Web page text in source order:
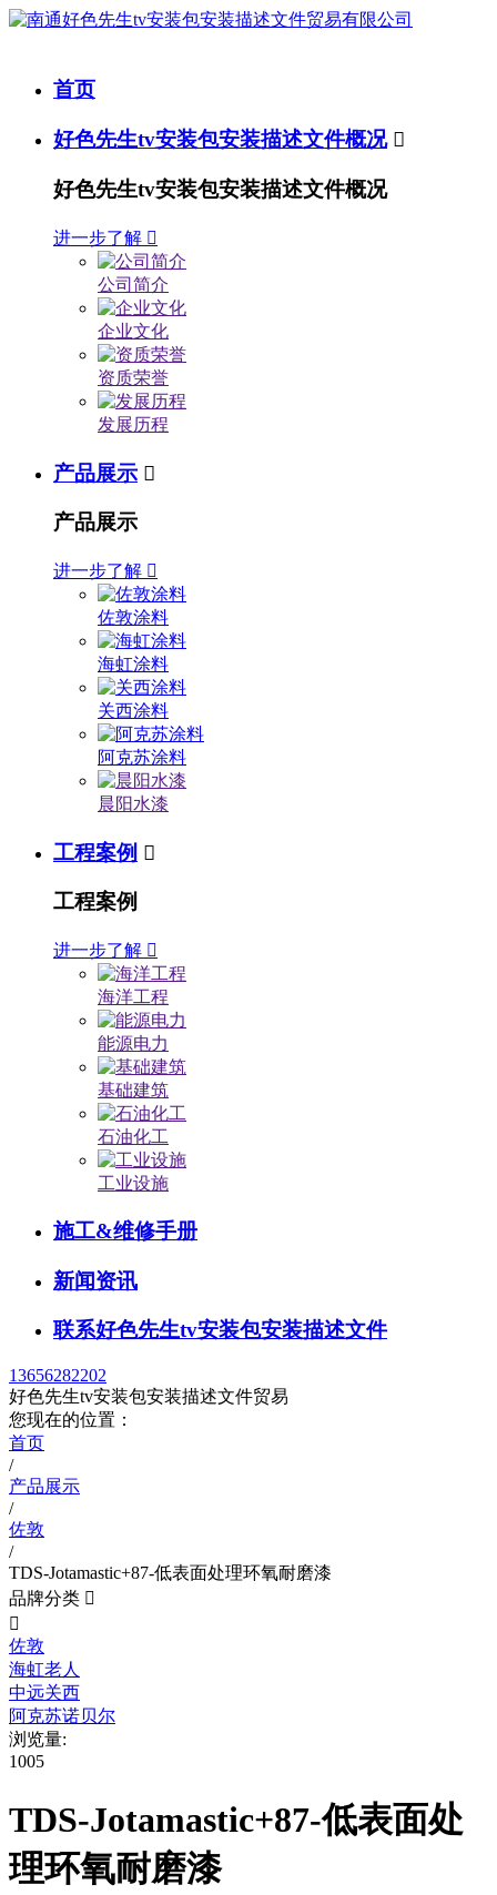
首页
好色先生tv安装包安装描述文件概况 
好色先生tv安装包安装描述文件概况
进一步了解 
公司简介
企业文化
资质荣誉
发展历程
产品展示 
产品展示
进一步了解 
佐敦涂料
海虹涂料
关西涂料
阿克苏涂料
晨阳水漆
工程案例 
工程案例
进一步了解 
海洋工程
能源电力
基础建筑
石油化工
工业设施
施工&维修手册
新闻资讯
联系好色先生tv安装包安装描述文件
13656282202
好色先生tv安装包安装描述文件贸易
您现在的位置：
首页
/
产品展示
/
佐敦
/
TDS-Jotamastic+87-低表面处理环氧耐磨漆
品牌分类 

佐敦
海虹老人
中远关西
阿克苏诺贝尔
浏览量:
1005
TDS-Jotamastic+87-低表面处
理环氧耐磨漆